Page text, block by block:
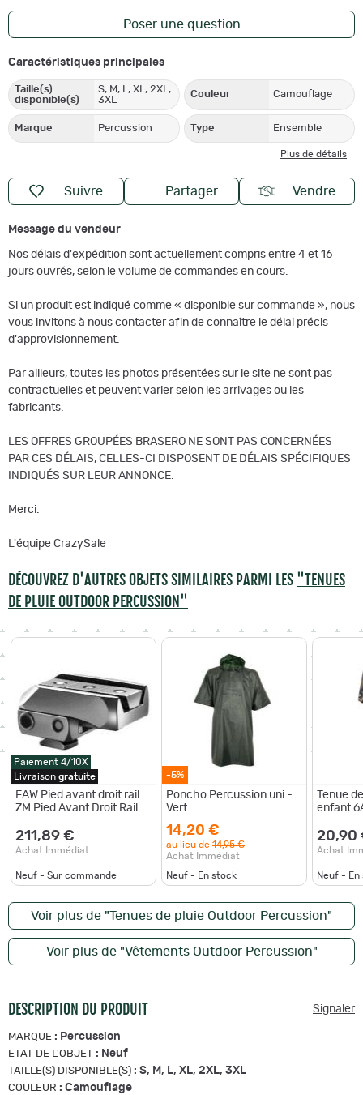
Poser une question
Caractéristiques principales
Taille(s)
disponible(s)
S, M, L, XL, 2XL,
3XL
Couleur Camouflage
Marque Percussion Type Ensemble
Plus de détails
Suivre Partager Vendre
Message du vendeur
Nos délais d'expédition sont actuellement compris entre 4 et 16
jours ouvrés, selon le volume de commandes en cours.
Si un produit est indiqué comme « disponible sur commande », nous
vous invitons à nous contacter afin de connaître le délai précis
d'approvisionnement.
Par ailleurs, toutes les photos présentées sur le site ne sont pas
contractuelles et peuvent varier selon les arrivages ou les
fabricants.
LES OFFRES GROUPÉES BRASERO NE SONT PAS CONCERNÉES
PAR CES DÉLAIS, CELLES-CI DISPOSENT DE DÉLAIS SPÉCIFIQUES
INDIQUÉS SUR LEUR ANNONCE.
Merci.
L'équipe CrazySale
DÉCOUVREZ D'AUTRES OBJETS SIMILAIRES PARMI LES "TENUES
DE PLUIE OUTDOOR PERCUSSION"
Paiement 4/10X
Livraison gratuite
EAW Pied avant droit rail
ZM Pied Avant Droit Rail
211,89 €
Achat Immédiat
Neuf - Sur commande
-5%
Poncho Percussion uni -
Vert
14,20 €
au lieu de 14,95 €
Achat Immédiat
Neuf - En stock
Tenue
enfant
20,90
Achat
Neuf - En
Voir plus de "Tenues de pluie Outdoor Percussion"
Voir plus de "Vêtements Outdoor Percussion"
DESCRIPTION DU PRODUIT Signaler
MARQUE : Percussion
ETAT DE L'OBJET : Neuf
TAILLE(S) DISPONIBLE(S) : S, M, L, XL, 2XL, 3XL
COULEUR : Camouflage